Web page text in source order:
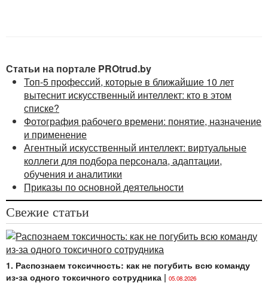
Кодекс Республики Беларусь об
административных правонарушениях (далее —
КоАП);
ЗаконРеспублики Беларусь от 05.01.2013 № 16-
З «О коммерческой тайне» (далее — Закон
№ 16-З);
Положениео порядке проведения аттестации
рабочих мест по условиям труда, утвержденное
постановлением Совета Министров Республики
Положение о порядке проведения аттестации
рабочих мест по условиям труда);
Типовоеположениеоб аттестации
руководителей и специалистов организаций,
утвержденное постановлением Совета
Статьи на портале PROtrud.by
Топ-5 профессий, которые в ближайшие 10 лет
вытеснит искусственный интеллект: кто в этом
списке?
Фотография рабочего времени: понятие, назначение
и применение
Агентный искусственный интеллект: виртуальные
коллеги для подбора персонала, адаптации,
обучения и аналитики
Приказы по основной деятельности
Свежие статьи
1. Распознаем токсичность: как не погубить всю команду
из-за одного токсичного сотрудника | 05.08.2026